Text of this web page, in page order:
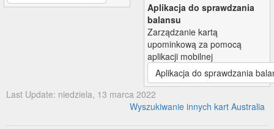
Aplikacja do sprawdzania
balansu
Zarządzanie kartą
upominkową za pomocą
aplikacji mobilnej
Aplikacja do sprawdzania
Last Update: niedziela, 13 marca 2022
Wyszukiwanie innych kart Australia